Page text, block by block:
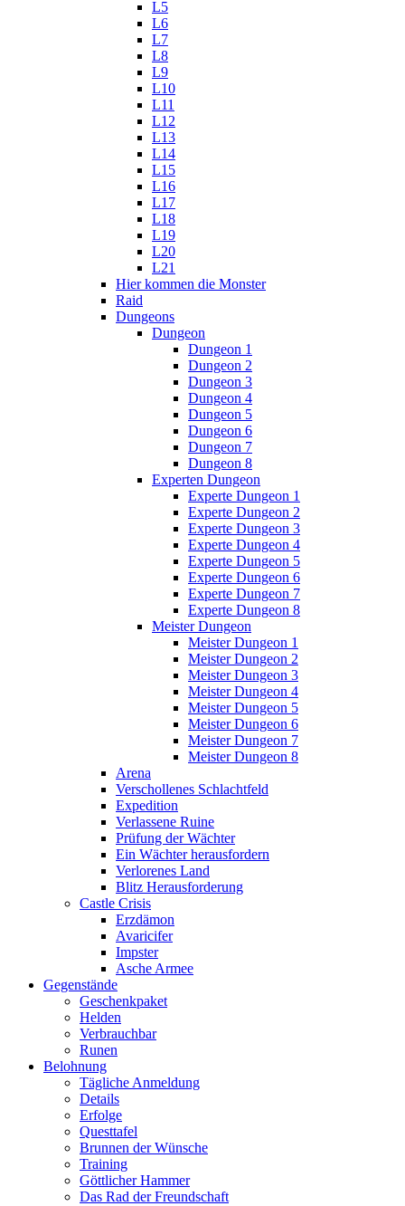
L5
L6
L7
L8
L9
L10
L11
L12
L13
L14
L15
L16
L17
L18
L19
L20
L21
Hier kommen die Monster
Raid
Dungeons
Dungeon
Dungeon 1
Dungeon 2
Dungeon 3
Dungeon 4
Dungeon 5
Dungeon 6
Dungeon 7
Dungeon 8
Experten Dungeon
Experte Dungeon 1
Experte Dungeon 2
Experte Dungeon 3
Experte Dungeon 4
Experte Dungeon 5
Experte Dungeon 6
Experte Dungeon 7
Experte Dungeon 8
Meister Dungeon
Meister Dungeon 1
Meister Dungeon 2
Meister Dungeon 3
Meister Dungeon 4
Meister Dungeon 5
Meister Dungeon 6
Meister Dungeon 7
Meister Dungeon 8
Arena
Verschollenes Schlachtfeld
Expedition
Verlassene Ruine
Prüfung der Wächter
Ein Wächter herausfordern
Verlorenes Land
Blitz Herausforderung
Castle Crisis
Erzdämon
Avaricifer
Impster
Asche Armee
Gegenstände
Geschenkpaket
Helden
Verbrauchbar
Runen
Belohnung
Tägliche Anmeldung
Details
Erfolge
Questtafel
Brunnen der Wünsche
Training
Göttlicher Hammer
Das Rad der Freundschaft